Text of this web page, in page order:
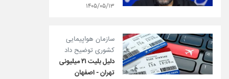
۱۴۰۵/۰۵/۱۳
سازمان هواپیمایی
کشوری توضیح داد
دلیل بلیت ۲۱ میلیونی
تهران - اصفهان